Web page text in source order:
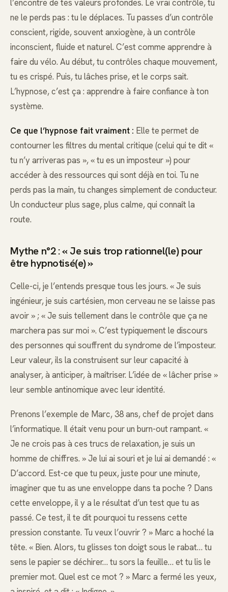
l’encontre de tes valeurs profondes. Le vrai contrôle, tu
ne le perds pas : tu le déplaces. Tu passes d’un contrôle
conscient, rigide, souvent anxiogène, à un contrôle
inconscient, fluide et naturel. C’est comme apprendre à
faire du vélo. Au début, tu contrôles chaque mouvement,
tu es crispé. Puis, tu lâches prise, et le corps sait.
L’hypnose, c’est ça : apprendre à faire confiance à ton
système.
Ce que l’hypnose fait vraiment : Elle te permet de
contourner les filtres du mental critique (celui qui te dit «
tu n’y arriveras pas », « tu es un imposteur ») pour
accéder à des ressources qui sont déjà en toi. Tu ne
perds pas la main, tu changes simplement de conducteur.
Un conducteur plus sage, plus calme, qui connaît la
route.
Mythe n°2 : « Je suis trop rationnel(le) pour
être hypnotisé(e) »
Celle-ci, je l’entends presque tous les jours. « Je suis
ingénieur, je suis cartésien, mon cerveau ne se laisse pas
avoir » ; « Je suis tellement dans le contrôle que ça ne
marchera pas sur moi ». C’est typiquement le discours
des personnes qui souffrent du syndrome de l’imposteur.
Leur valeur, ils la construisent sur leur capacité à
analyser, à anticiper, à maîtriser. L’idée de « lâcher prise »
leur semble antinomique avec leur identité.
Prenons l’exemple de Marc, 38 ans, chef de projet dans
l’informatique. Il était venu pour un burn-out rampant. «
Je ne crois pas à ces trucs de relaxation, je suis un
homme de chiffres. » Je lui ai souri et je lui ai demandé : «
D’accord. Est-ce que tu peux, juste pour une minute,
imaginer que tu as une enveloppe dans ta poche ? Dans
cette enveloppe, il y a le résultat d’un test que tu as
passé. Ce test, il te dit pourquoi tu ressens cette
pression constante. Tu veux l’ouvrir ? » Marc a hoché la
tête. « Bien. Alors, tu glisses ton doigt sous le rabat… tu
sens le papier se déchirer… tu sors la feuille… et tu lis le
premier mot. Quel est ce mot ? » Marc a fermé les yeux,